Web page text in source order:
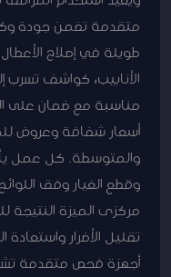
متقدمة تضمن جودة
طويلة في إصلاح
الأنابيب، كواشف تسرب
مناسبة مع ضمان على
أسعار شفافة وعروض
والمتوسطة. كل عمل
وقطع الغيار وفق
تقليل الأضرار
أجهزة فحص متقدمة